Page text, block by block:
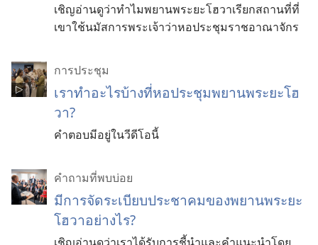
เชิญอ่านดูว่าทำไมพยานพระยะโฮวาเรียกสถานที่ที่
เขาใช้นมัสการพระเจ้าว่าหอประชุมราชอาณาจักร
การประชุม
เรา​ทำ​อะไร​บ้าง​ที่​หอ​ประชุม​พยาน​พระ​ยะโฮ
วา?
คำ​ตอบ​มี​อยู่​ใน​วีดีโอ​นี้
คำถามที่พบบ่อย
มีการจัดระเบียบประชาคมของพยานพระยะ
โฮวาอย่างไร?
เชิญอ่านดูว่าเราได้รับการชี้นำและคำแนะนำโดย